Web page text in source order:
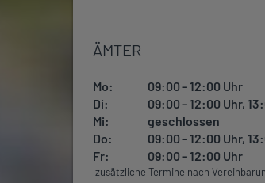
ÄMTER
Mo:
09:00 - 12:00 Uhr
Di:
09:00 - 12:00 Uhr,
Mi:
geschlossen
Do:
09:00 - 12:00 Uhr,
Fr:
09:00 - 12:00 Uhr
zusätzliche Termine nach